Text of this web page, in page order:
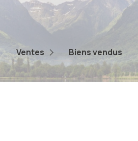
Ventes
Appartements
Maisons
Terrains
Biens vendus